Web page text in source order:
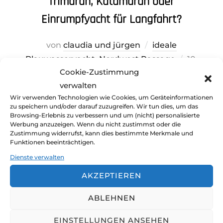
Cookie-Zustimmung
verwalten
Wir verwenden Technologien wie Cookies, um Geräteinformationen
zu speichern und/oder darauf zuzugreifen. Wir tun dies, um das
Browsing-Erlebnis zu verbessern und um (nicht) personalisierte
Werbung anzuzeigen. Wenn du nicht zustimmst oder die
Zustimmung widerrufst, kann dies bestimmte Merkmale und
Funktionen beeinträchtigen.
Dienste verwalten
AKZEPTIEREN
ABLEHNEN
EINSTELLUNGEN ANSEHEN
Einrumpfyacht für Langfahrt?
von claudia und jürgen
ideale
Blauwasseryacht Nordwest Passage
10.
Januar 2023
Keine Kommentare
Ist eigentlich ein Trimaran, ein Katamaran oder
eine Einrumpfyacht für Langfahrt ideal? Du
suchst die passende Blauwasseryacht für dich
und bist dir nicht sicher, wofür du dich
Gedankenanstöße: Mindestens zwei
grundlegend verschiedene
Langstreckensegel-Typen sind heute mit
Du findest unsere Seite gut? Bitte